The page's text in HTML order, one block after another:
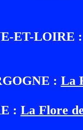
ET-LOIRE
: La
: La Flore